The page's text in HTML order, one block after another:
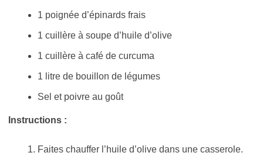
1 poignée d’épinards frais
1 cuillère à soupe d’huile d’olive
1 cuillère à café de curcuma
1 litre de bouillon de légumes
Sel et poivre au goût
Instructions :
Faites chauffer l’huile d’olive dans une casserole.